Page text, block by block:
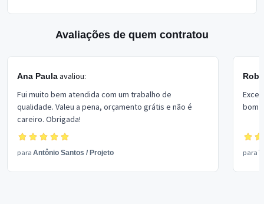
Avaliações de quem contratou
Ana Paulaavaliou:
Fui muito bem atendida com um trabalho de
qualidade. Valeu a pena, orçamento grátis e não é
careiro. Obrigada!
para Antônio Santos / Projeto
bom
para